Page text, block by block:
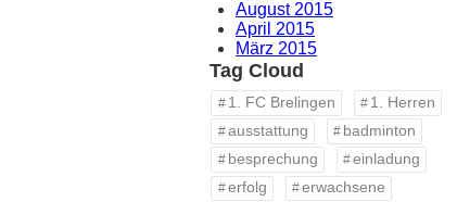
August 2015
April 2015
März 2015
Tag Cloud
1. FC Brelingen
1. Herren
ausstattung
badminton
besprechung
einladung
erfolg
erwachsene